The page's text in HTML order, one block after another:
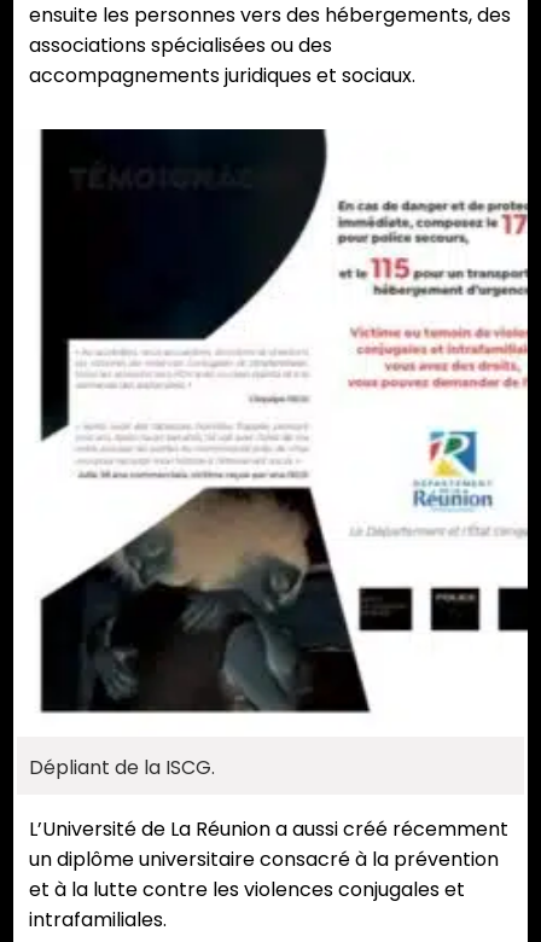
ensuite les personnes vers des hébergements, des
associations spécialisées ou des
accompagnements juridiques et sociaux.
Dépliant de la ISCG.
L’Université de La Réunion a aussi créé récemment
un diplôme universitaire consacré à la prévention
et à la lutte contre les violences conjugales et
intrafamiliales.